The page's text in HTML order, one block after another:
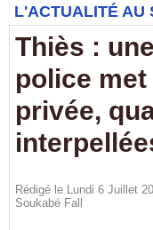
L'ACTUALITÉ AU
Thiès :
police
privée,
Rédigé le Lundi 6 Juillet
Soukabé Fall